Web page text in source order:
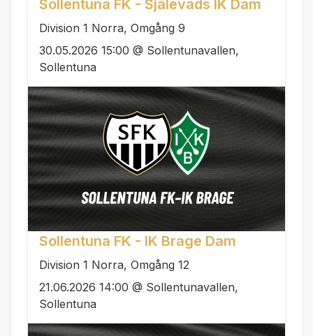
Sollentuna FK - Själevads IK Dam
Division 1 Norra, Omgång 9
30.05.2026 15:00 @ Sollentunavallen,
Sollentuna
Sollentuna FK - IK Brage Dam
Division 1 Norra, Omgång 12
21.06.2026 14:00 @ Sollentunavallen,
Sollentuna